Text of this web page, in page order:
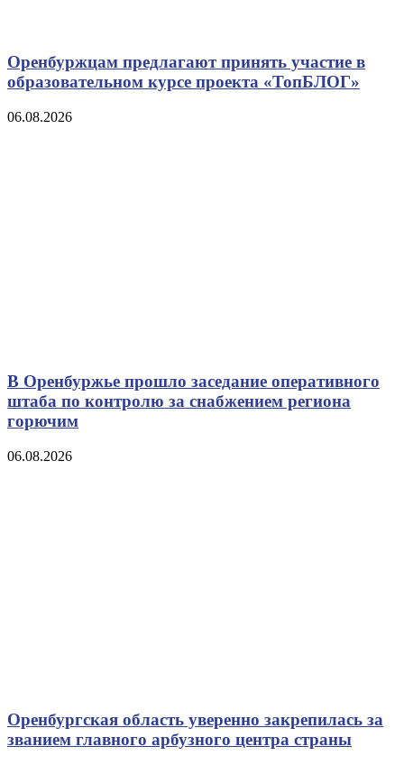
Оренбуржцам предлагают принять участие в
образовательном курсе проекта «ТопБЛОГ»
06.08.2026
В Оренбуржье прошло заседание оперативного
штаба по контролю за снабжением региона
горючим
06.08.2026
Оренбургская область уверенно закрепилась за
званием главного арбузного центра страны